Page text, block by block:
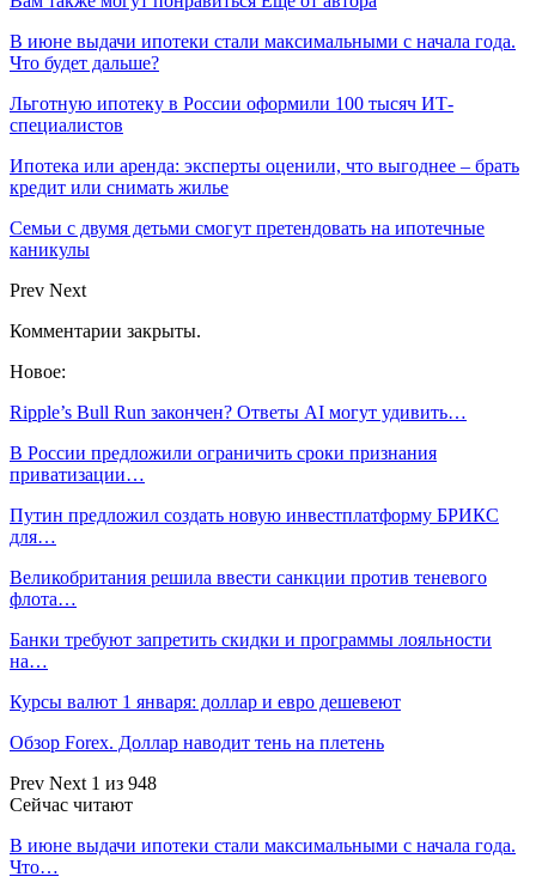
В июне выдачи ипотеки стали максимальными с начала года.
Что будет дальше?
Льготную ипотеку в России оформили 100 тысяч ИТ-
специалистов
Ипотека или аренда: эксперты оценили, что выгоднее – брать
кредит или снимать жилье
Семьи с двумя детьми смогут претендовать на ипотечные
каникулы
Prev Next
Комментарии закрыты.
Новое:
Ripple’s Bull Run закончен? Ответы AI могут удивить…
В России предложили ограничить сроки признания
приватизации…
Путин предложил создать новую инвестплатформу БРИКС
для…
Великобритания решила ввести санкции против теневого
флота…
Банки требуют запретить скидки и программы лояльности
на…
Курсы валют 1 января: доллар и евро дешевеют
Обзор Forex. Доллар наводит тень на плетень
Prev Next 1 из 948
Сейчас читают
В июне выдачи ипотеки стали максимальными с начала года.
Что…